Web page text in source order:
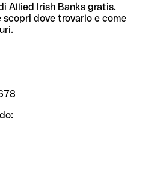
Allied Irish Banks gratis.
dove trovarlo e come